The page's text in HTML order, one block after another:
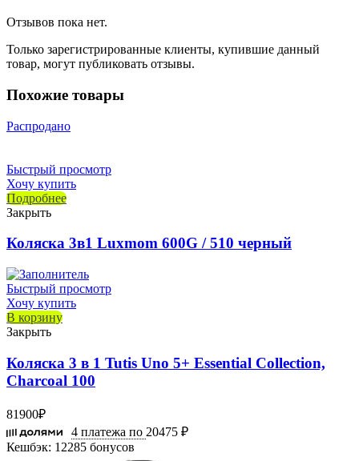
Отзывов пока нет.
Только зарегистрированные клиенты, купившие данный
товар, могут публиковать отзывы.
Похожие товары
Распродано
Быстрый просмотр
Хочу купить
Подробнее
Закрыть
Коляска 3в1 Luxmom 600G / 510 черный
Быстрый просмотр
Хочу купить
В корзину
Закрыть
Коляска 3 в 1 Tutis Uno 5+ Essential Collection,
Charcoal 100
81900₽
4 платежа по 20475 ₽
Кешбэк: 12285 бонусов